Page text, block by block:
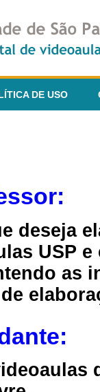
DE USO
deseja
USP
as